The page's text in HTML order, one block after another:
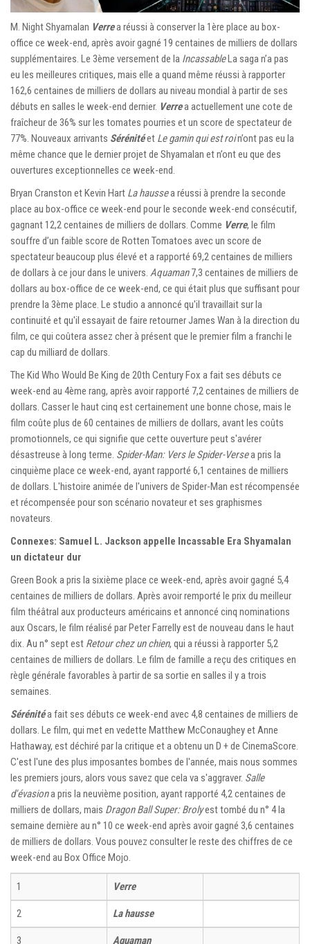
M. Night Shyamalan Verrea réussi à conserver la 1ère place au box-
office ce week-end, après avoir gagné 19 centaines de milliers de dollars
supplémentaires. Le 3ème versement de la IncassableLa saga n’a pas
eu les meilleures critiques, mais elle a quand même réussi à rapporter
162,6 centaines de milliers de dollars au niveau mondial à partir de ses
débuts en salles le week-end dernier. Verrea actuellement une cote de
fraîcheur de 36% sur les tomates pourries et un score de spectateur de
77%. Nouveaux arrivants Sérénitéet Le gamin qui est roin’ont pas eu la
même chance que le dernier projet de Shyamalan et n’ont eu que des
ouvertures exceptionnelles ce week-end.
Bryan Cranston et Kevin Hart La haussea réussi à prendre la seconde
place au box-office ce week-end pour le seconde week-end consécutif,
gagnant 12,2 centaines de milliers de dollars. Comme Verre, le film
souffre d’un faible score de Rotten Tomatoes avec un score de
spectateur beaucoup plus élevé et a rapporté 69,2 centaines de milliers
de dollars à ce jour dans le univers. Aquaman7,3 centaines de milliers de
dollars au box-office de ce week-end, ce qui était plus que suffisant pour
prendre la 3ème place. Le studio a annoncé qu'il travaillait sur la
continuité et qu'il essayait de faire retourner James Wan à la direction du
film, ce qui coûtera assez cher à présent que le premier film a franchi le
cap du milliard de dollars.
The Kid Who Would Be King de 20th Century Fox a fait ses débuts ce
week-end au 4ème rang, après avoir rapporté 7,2 centaines de milliers de
dollars. Casser le haut cinq est certainement une bonne chose, mais le
film coûte plus de 60 centaines de milliers de dollars, avant les coûts
promotionnels, ce qui signifie que cette ouverture peut s'avérer
désastreuse à long terme. Spider-Man: Vers le Spider-Versea pris la
cinquième place ce week-end, ayant rapporté 6,1 centaines de milliers
de dollars. L'histoire animée de l'univers de Spider-Man est récompensée
et récompensée pour son scénario novateur et ses graphismes
novateurs.
Connexes: Samuel L. Jackson appelle Incassable Era Shyamalan
un dictateur dur
Green Book a pris la sixième place ce week-end, après avoir gagné 5,4
centaines de milliers de dollars. Après avoir remporté le prix du meilleur
film théâtral aux producteurs américains et annoncé cinq nominations
aux Oscars, le film réalisé par Peter Farrelly est de nouveau dans le haut
dix. Au n° sept est Retour chez un chien, qui a réussi à rapporter 5,2
centaines de milliers de dollars. Le film de famille a reçu des critiques en
règle générale favorables à partir de sa sortie en salles il y a trois
semaines.
Sérénitéa fait ses débuts ce week-end avec 4,8 centaines de milliers de
dollars. Le film, qui met en vedette Matthew McConaughey et Anne
Hathaway, est déchiré par la critique et a obtenu un D + de CinemaScore.
C'est l'une des plus imposantes bombes de l'année, mais nous sommes
les premiers jours, alors vous savez que cela va s'aggraver. Salle
d'évasiona pris la neuvième position, ayant rapporté 4,2 centaines de
milliers de dollars, mais Dragon Ball Super: Brolyest tombé du n° 4 la
semaine dernière au n° 10 ce week-end après avoir gagné 3,6 centaines
de milliers de dollars. Vous pouvez consulter le reste des chiffres de ce
week-end au Box Office Mojo.
1 Verre
2 La hausse
3 Aquaman